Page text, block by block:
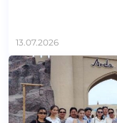
13.07.2026